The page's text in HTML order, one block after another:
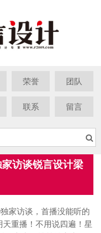
荣誉 团队
联系 留言
访谈锐言设计梁
家访谈，首播没能听的
重播！不用说四遍！星